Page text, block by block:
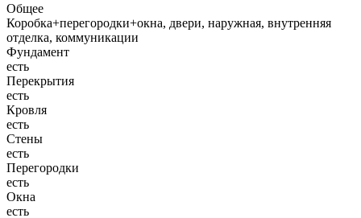
Общее
Коробка+перегородки+окна, двери, наружная, внутренняя
отделка, коммуникации
Фундамент
есть
Перекрытия
есть
Кровля
есть
Стены
есть
Перегородки
есть
Окна
есть